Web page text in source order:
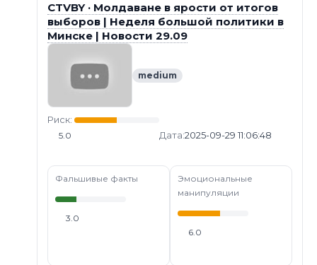
CTVBY · Молдаване в ярости от итогов
выборов | Неделя большой политики в
Минске | Новости 29.09
medium
Риск:
5.0 Дата:2025-09-29 11:06:48
Фальшивые факты
3.0
Эмоциональные
манипуляции
6.0